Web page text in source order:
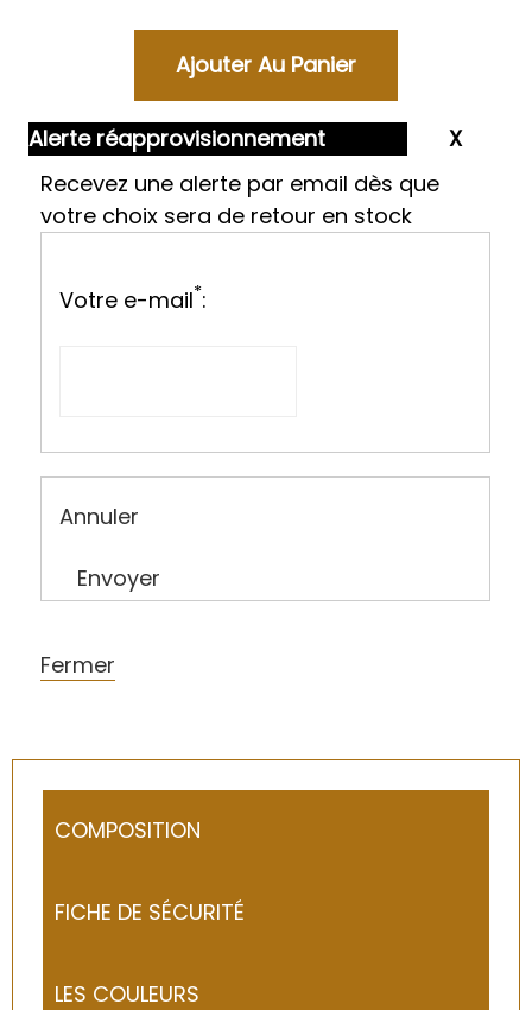
Alerte réapprovisionnement
Recevez une alerte par email dès que
votre choix sera de retour en stock
Votre e-mail*:
Annuler
Envoyer
Fermer
COMPOSITION
FICHE DE SÉCURITÉ
LES COULEURS